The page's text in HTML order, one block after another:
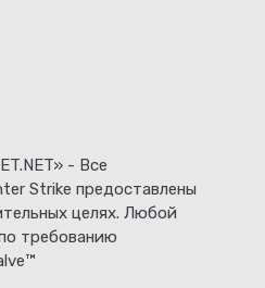
- Все
Strike предоставлены
целях. Любой
требованию